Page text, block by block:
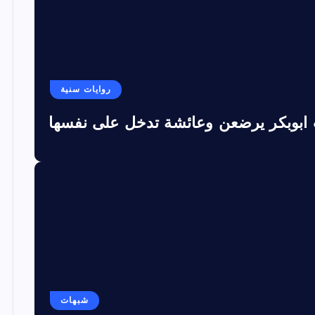
روايات سنية
ابوبكر يرضعن وعائشة تدخل على نفسها
شبهات